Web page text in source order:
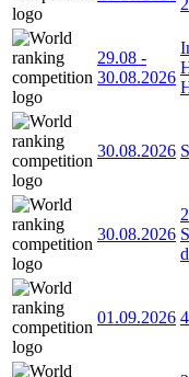
29.08 -
30.08.2026
30.08.2026
30.08.2026
01.09.2026